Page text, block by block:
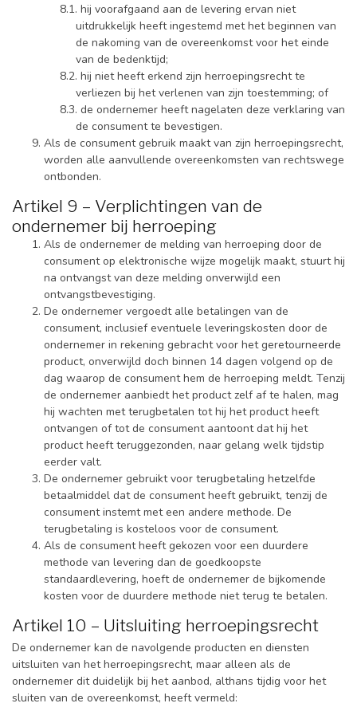
hij voorafgaand aan de levering ervan niet
uitdrukkelijk heeft ingestemd met het beginnen van
de nakoming van de overeenkomst voor het einde
van de bedenktijd;
hij niet heeft erkend zijn herroepingsrecht te
verliezen bij het verlenen van zijn toestemming; of
de ondernemer heeft nagelaten deze verklaring van
de consument te bevestigen.
Als de consument gebruik maakt van zijn herroepingsrecht,
worden alle aanvullende overeenkomsten van rechtswege
ontbonden.
Artikel 9 – Verplichtingen van de
ondernemer bij herroeping
Als de ondernemer de melding van herroeping door de
consument op elektronische wijze mogelijk maakt, stuurt hij
na ontvangst van deze melding onverwijld een
ontvangstbevestiging.
De ondernemer vergoedt alle betalingen van de
consument, inclusief eventuele leveringskosten door de
ondernemer in rekening gebracht voor het geretourneerde
product, onverwijld doch binnen 14 dagen volgend op de
dag waarop de consument hem de herroeping meldt. Tenzij
de ondernemer aanbiedt het product zelf af te halen, mag
hij wachten met terugbetalen tot hij het product heeft
ontvangen of tot de consument aantoont dat hij het
product heeft teruggezonden, naar gelang welk tijdstip
eerder valt.
De ondernemer gebruikt voor terugbetaling hetzelfde
betaalmiddel dat de consument heeft gebruikt, tenzij de
consument instemt met een andere methode. De
terugbetaling is kosteloos voor de consument.
Als de consument heeft gekozen voor een duurdere
methode van levering dan de goedkoopste
standaardlevering, hoeft de ondernemer de bijkomende
kosten voor de duurdere methode niet terug te betalen.
Artikel 10 – Uitsluiting herroepingsrecht
De ondernemer kan de navolgende producten en diensten
uitsluiten van het herroepingsrecht, maar alleen als de
ondernemer dit duidelijk bij het aanbod, althans tijdig voor het
sluiten van de overeenkomst, heeft vermeld: